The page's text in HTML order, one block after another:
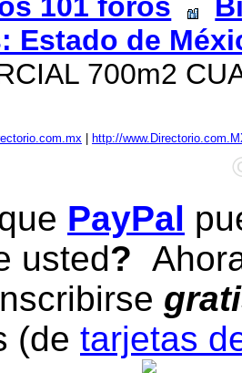
Estado de
700m2
http://
PayPal
usted?
(de tarjetas